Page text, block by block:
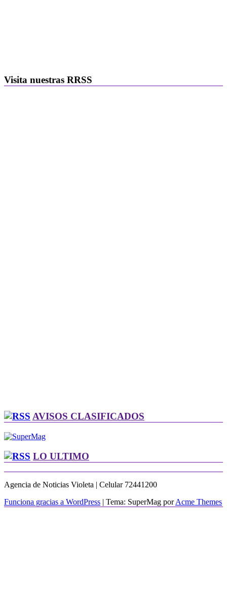
Visita nuestras RRSS
AVISOS CLASIFICADOS
LO ULTIMO
Agencia de Noticias Violeta | Celular 72441200
Funciona gracias a WordPress | Tema: SuperMag porAcme Themes